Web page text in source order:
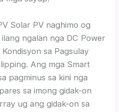
Solar PV naghimo og
ngalan nga DC Power
sa Pagsulay
Ang mga Smart
pagminus sa kini nga
sa imong gidak-on
ug ang gidak-on sa